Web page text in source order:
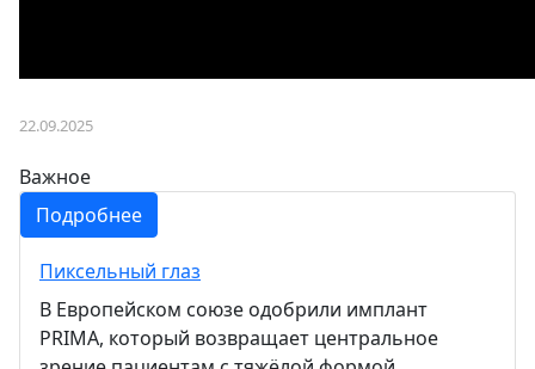
22.09.2025
Важное
Подробнее
Пиксельный глаз
В Европейском союзе одобрили имплант
PRIMA, который возвращает центральное